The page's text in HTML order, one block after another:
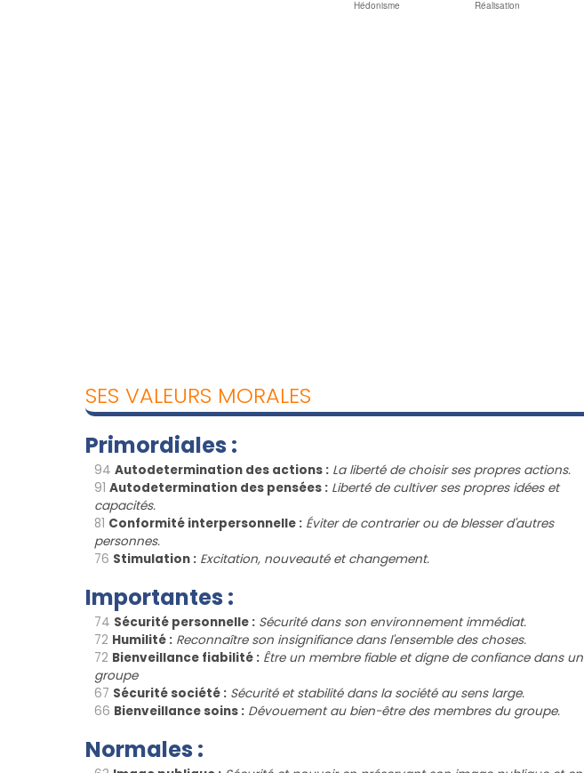
SES VALEURS MORALES
Primordiales :
94 Autodetermination des actions : La liberté de choisir ses propres actions.
91 Autodetermination des pensées : Liberté de cultiver ses propres idées et
capacités.
81 Conformité interpersonnelle : Éviter de contrarier ou de blesser d'autres
personnes.
76 Stimulation : Excitation, nouveauté et changement.
Importantes :
74 Sécurité personnelle : Sécurité dans son environnement immédiat.
72 Humilité : Reconnaître son insignifiance dans l'ensemble des choses.
72 Bienveillance fiabilité : Être un membre fiable et digne de confiance dans un
groupe
67 Sécurité société : Sécurité et stabilité dans la société au sens large.
66 Bienveillance soins : Dévouement au bien-être des membres du groupe.
Normales :